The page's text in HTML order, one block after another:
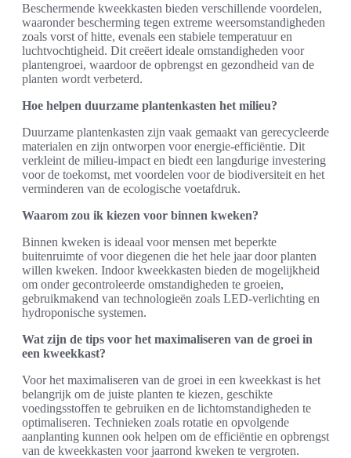
Beschermende kweekkasten bieden verschillende voordelen,
waaronder bescherming tegen extreme weersomstandigheden
zoals vorst of hitte, evenals een stabiele temperatuur en
luchtvochtigheid. Dit creëert ideale omstandigheden voor
plantengroei, waardoor de opbrengst en gezondheid van de
planten wordt verbeterd.
Hoe helpen duurzame plantenkasten het milieu?
Duurzame plantenkasten zijn vaak gemaakt van gerecycleerde
materialen en zijn ontworpen voor energie-efficiëntie. Dit
verkleint de milieu-impact en biedt een langdurige investering
voor de toekomst, met voordelen voor de biodiversiteit en het
verminderen van de ecologische voetafdruk.
Waarom zou ik kiezen voor binnen kweken?
Binnen kweken is ideaal voor mensen met beperkte
buitenruimte of voor diegenen die het hele jaar door planten
willen kweken. Indoor kweekkasten bieden de mogelijkheid
om onder gecontroleerde omstandigheden te groeien,
gebruikmakend van technologieën zoals LED-verlichting en
hydroponische systemen.
Wat zijn de tips voor het maximaliseren van de groei in
een kweekkast?
Voor het maximaliseren van de groei in een kweekkast is het
belangrijk om de juiste planten te kiezen, geschikte
voedingsstoffen te gebruiken en de lichtomstandigheden te
optimaliseren. Technieken zoals rotatie en opvolgende
aanplanting kunnen ook helpen om de efficiëntie en opbrengst
van de kweekkasten voor jaarrond kweken te vergroten.